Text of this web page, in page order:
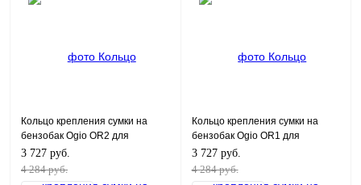
Кольцо крепления сумки на
бензобак Ogio OR2 для
Triumph/Aprilia/MV Agusta Black
3 727 руб.
4 284 руб.
Кольцо крепления сумки на
бензобак Ogio OR1 для
BMW/Ducati/KTM Black
3 727 руб.
4 284 руб.